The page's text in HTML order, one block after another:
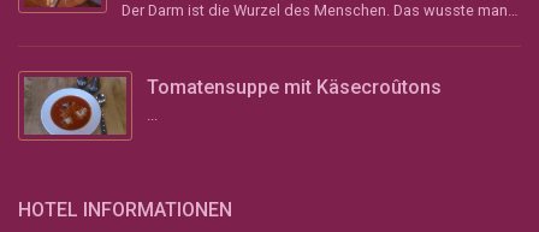
Der Darm ist die Wurzel des Menschen. Das wusste man schon im Altertum und vor über 2000 Jahren im ...
Tomatensuppe mit Käsecroûtons
...
HOTEL INFORMATIONEN